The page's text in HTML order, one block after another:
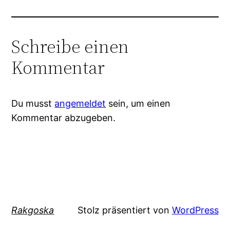
Schreibe einen
Kommentar
Du musst angemeldet sein, um einen
Kommentar abzugeben.
Rakgoska Stolz präsentiert von WordPress